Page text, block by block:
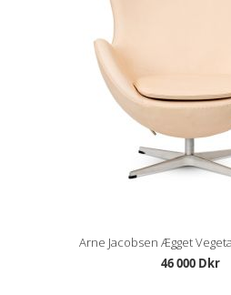
Arne Jacobsen Ægget
46 000 Dkr